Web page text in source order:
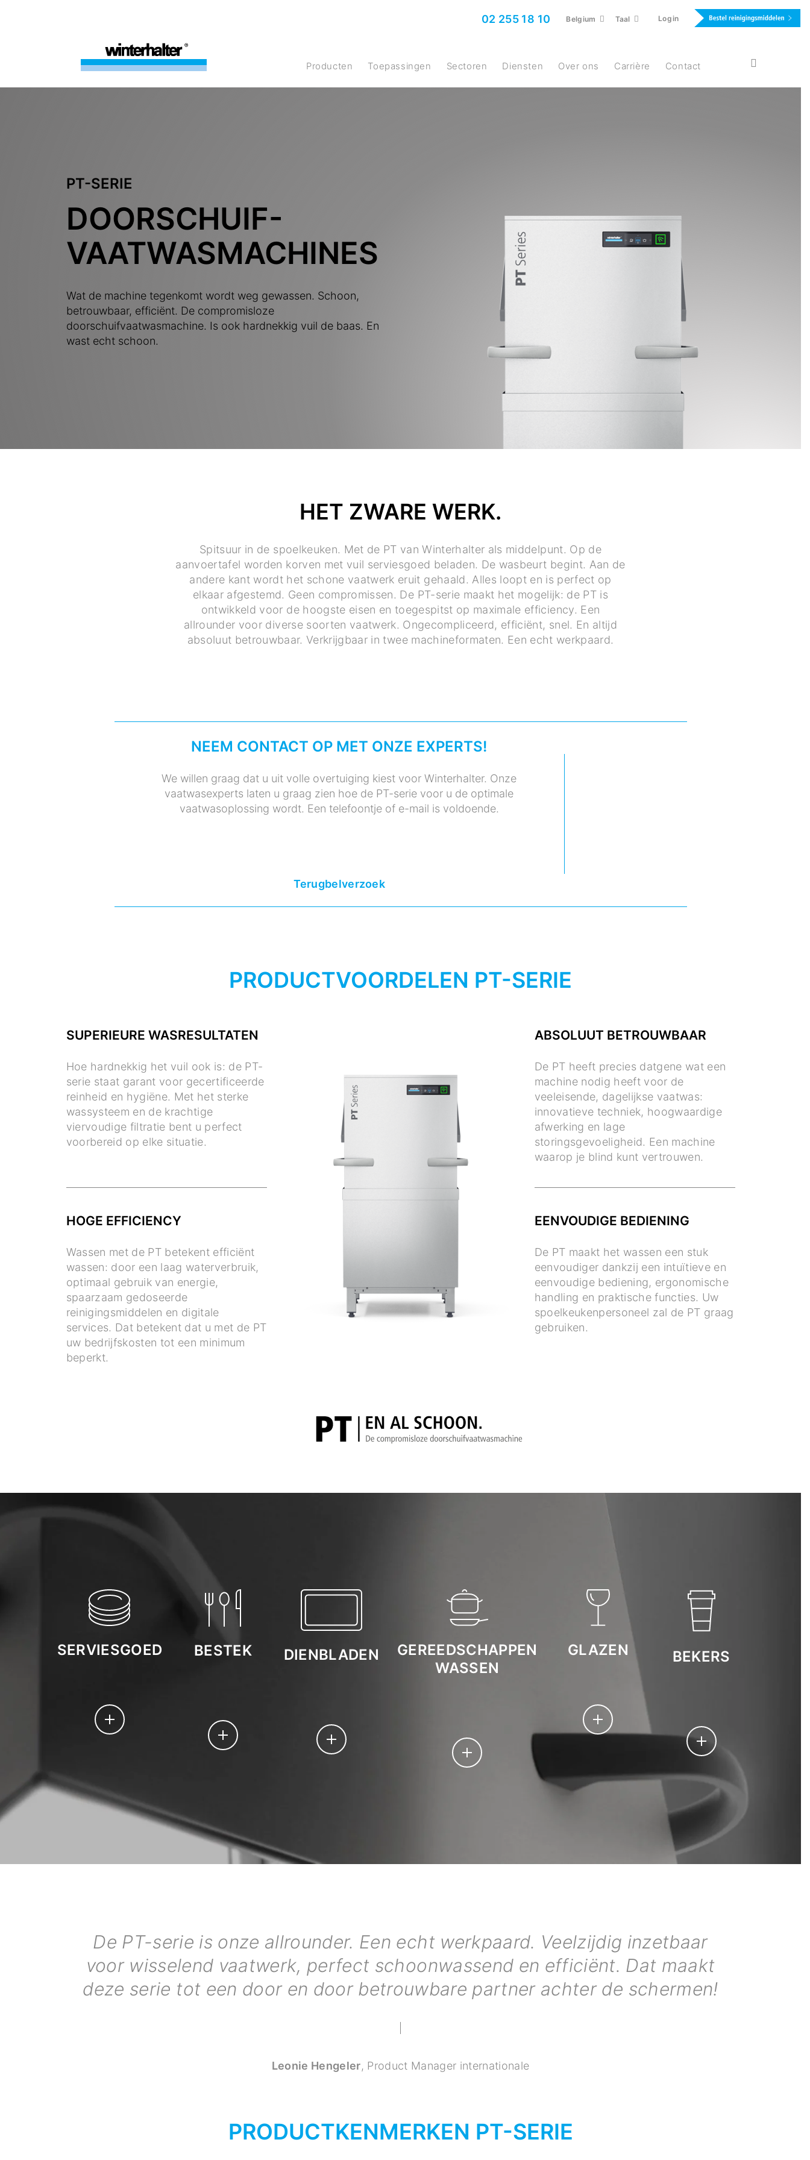
02 255 18 10 Belgium Taal Login
producten Toepassingen Sectoren Diensten Over ons Carrière Contact
PT-SERIE
DOORSCHUIF-
VAATWASMACHINES
Wat de machine tegenkomt wordt weg gewassen. Schoon,
betrouwbaar, efficiënt. De compromisloze
doorschuifvaatwasmachine. Is ook hardnekkig vuil de baas. En
wast echt schoon.
HET ZWARE WERK.
Spitsuur in de spoelkeuken. Met de PT van Winterhalter als middelpunt. Op de
aanvoertafel worden korven met vuil serviesgoed beladen. De wasbeurt begint. Aan de
andere kant wordt het schone vaatwerk eruit gehaald. Alles loopt en is perfect op
elkaar afgestemd. Geen compromissen. De PT-serie maakt het mogelijk: de PT is
ontwikkeld voor de hoogste eisen en toegespitst op maximale efficiency. Een
allrounder voor diverse soorten vaatwerk. Ongecompliceerd, efficiënt, snel. En altijd
absoluut betrouwbaar. Verkrijgbaar in twee machineformaten. Een echt werkpaard.
NEEM CONTACT OP MET ONZE EXPERTS!
We willen graag dat u uit volle overtuiging kiest voor Winterhalter. Onze
vaatwasexperts laten u graag zien hoe de PT-serie voor u de optimale
vaatwasoplossing wordt. Een telefoontje of e-mail is voldoende.
Terugbelverzoek
PRODUCTVOORDELEN PT-SERIE
SUPERIEURE WASRESULTATEN
Hoe hardnekkig het vuil ook is: de PT-
serie staat garant voor gecertificeerde
reinheid en hygiëne. Met het sterke
wassysteem en de krachtige
viervoudige filtratie bent u perfect
voorbereid op elke situatie.
ABSOLUUT BETROUWBAAR
De PT heeft precies datgene wat een
machine nodig heeft voor de
veeleisende, dagelijkse vaatwas:
innovatieve techniek, hoogwaardige
afwerking en lage
storingsgevoeligheid. Een machine
waarop je blind kunt vertrouwen.
HOGE EFFICIENCY
Wassen met de PT betekent efficiënt
wassen: door een laag waterverbruik,
optimaal gebruik van energie,
spaarzaam gedoseerde
reinigingsmiddelen en digitale
services. Dat betekent dat u met de PT
uw bedrijfskosten tot een minimum
beperkt.
EENVOUDIGE BEDIENING
De PT maakt het wassen een stuk
eenvoudiger dankzij een intuïtieve en
eenvoudige bediening, ergonomische
handling en praktische functies. Uw
spoelkeukenpersoneel zal de PT graag
gebruiken.
SERVIESGOED BESTEK DIENBLADEN
GEREEDSCHAPPEN
WASSEN
GLAZEN BEKERS
De PT-serie is onze allrounder. Een echt werkpaard. Veelzijdig inzetbaar
voor wisselend vaatwerk, perfect schoonwassend en efficiënt. Dat maakt
deze serie tot een door en door betrouwbare partner achter de schermen!
Leonie Hengeler, Product Manager internationale
PRODUCTKENMERKEN PT-SERIE